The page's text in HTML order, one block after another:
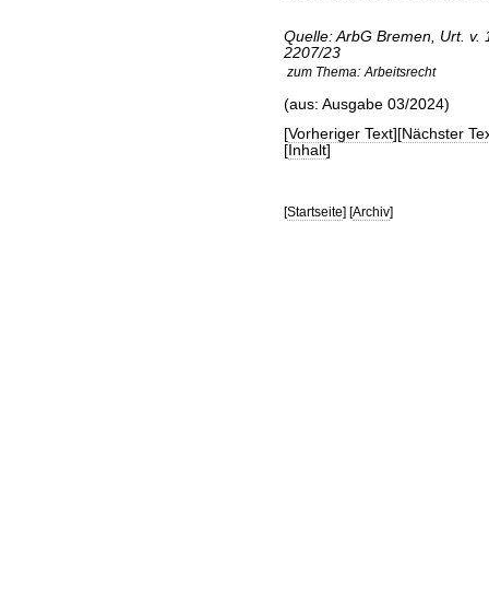
Quelle: ArbG Bremen, Urt.
2207/23
zum Thema: Arbeitsrecht
(aus: Ausgabe 03/2024)
[Vorheriger Text][Nächster
[Inhalt]
[Startseite] [Archiv]